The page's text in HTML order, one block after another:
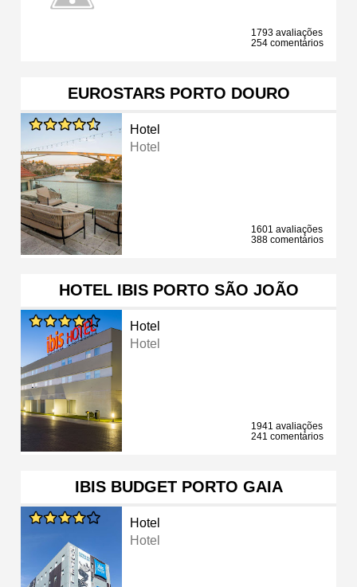
1793 avaliações
254 comentários
EUROSTARS PORTO DOURO
Hotel
Hotel
1601 avaliações
388 comentários
HOTEL IBIS PORTO SÃO JOÃO
Hotel
Hotel
1941 avaliações
241 comentários
IBIS BUDGET PORTO GAIA
Hotel
Hotel